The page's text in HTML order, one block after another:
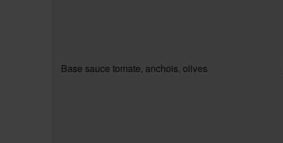
Base sauce tomate, anchois, olives